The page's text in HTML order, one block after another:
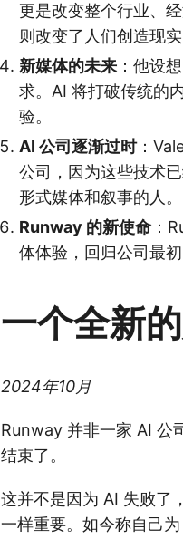
更是改变整个行业、
则改变了人们创造现实
新媒体的未来 ：他设
求。AI 将打破传统的
验。
AI 公司逐渐过时：
公司，因为这些技术
形式媒体和叙事的人。
Runway 的新使命 ：
体体验，回归公司最
一个全新
2024年10月
Runway 并非一家 AI 公
结束了。
这并不是因为 AI 失败了
一样重要。如今称自己